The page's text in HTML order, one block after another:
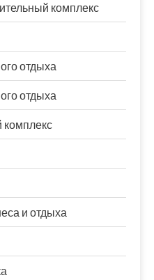
комплекс
отдыха
отдыха
комплекс
и отдыха